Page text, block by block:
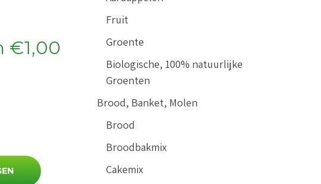
€1,00
Fruit
Groente
Biologische, 100% natuurlijke
Groenten
Brood, Banket, Molen
Brood
Broodbakmix
Cakemix